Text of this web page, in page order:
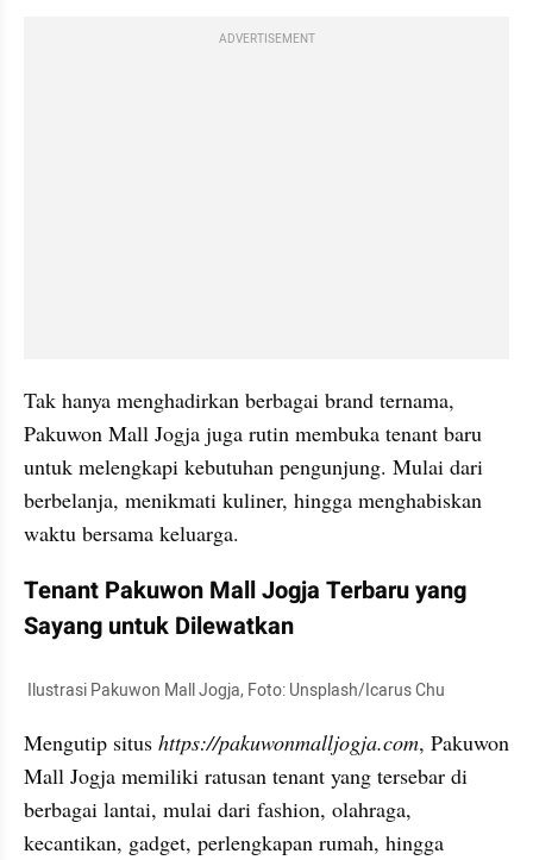
ADVERTISEMENT
Tak hanya menghadirkan berbagai brand ternama,
Pakuwon Mall Jogja juga rutin membuka tenant baru
untuk melengkapi kebutuhan pengunjung. Mulai dari
berbelanja, menikmati kuliner, hingga menghabiskan
waktu bersama keluarga.
Tenant Pakuwon Mall Jogja Terbaru yang
Sayang untuk Dilewatkan
Ilustrasi Pakuwon Mall Jogja, Foto: Unsplash/Icarus Chu
Mengutip situs https://pakuwonmalljogja.com, Pakuwon
Mall Jogja memiliki ratusan tenant yang tersebar di
berbagai lantai, mulai dari fashion, olahraga,
kecantikan, gadget, perlengkapan rumah, hingga